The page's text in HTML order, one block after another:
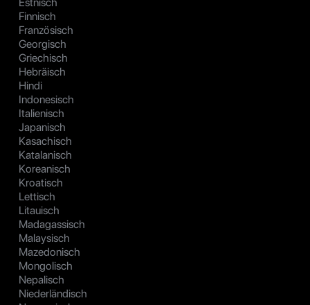
Finnisch
Französisch
Georgisch
Griechisch
Hebräisch
Hindi
Indonesisch
Italienisch
Japanisch
Kasachisch
Katalanisch
Koreanisch
Kroatisch
Lettisch
Litauisch
Madagassisch
Malaysisch
Mazedonisch
Mongolisch
Nepalisch
Niederländisch